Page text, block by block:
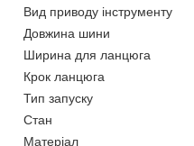
Вид приводу інструменту
Довжина шини
Ширина для ланцюга
Крок ланцюга
Тип запуску
Стан
Матеріал